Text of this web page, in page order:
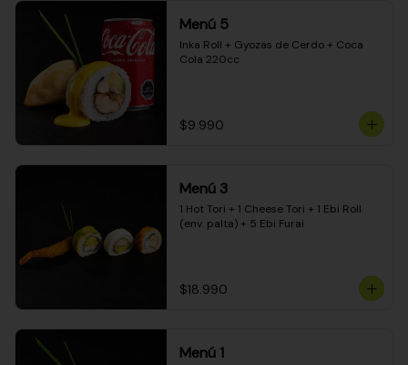
Menú 5
Inka Roll + Gyozas de Cerdo + Coca
Cola 220cc
$9.990
Menú 3
1 Hot Tori + 1 Cheese Tori + 1 Ebi Roll
(env. palta) + 5 Ebi Furai
$18.990
Menú 1